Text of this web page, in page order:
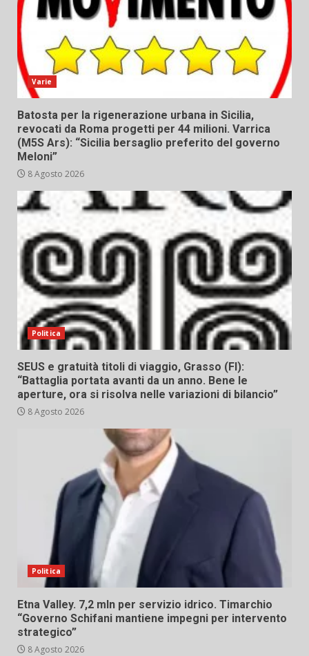
Varie
Batosta per la rigenerazione urbana in Sicilia,
revocati da Roma progetti per 44 milioni. Varrica
(M5S Ars): “Sicilia bersaglio preferito del governo
Meloni”
8 Agosto 2026
Politica
SEUS e gratuità titoli di viaggio, Grasso (FI):
“Battaglia portata avanti da un anno. Bene le
aperture, ora si risolva nelle variazioni di bilancio”
8 Agosto 2026
Politica
Etna Valley. 7,2 mln per servizio idrico. Timarchio
“Governo Schifani mantiene impegni per intervento
strategico”
8 Agosto 2026